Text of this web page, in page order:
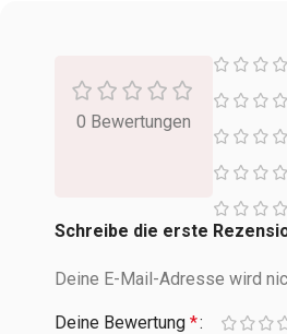
0 Bewertungen
Schreibe die erste
Deine E-Mail-Adresse wird
Deine Bewertung *